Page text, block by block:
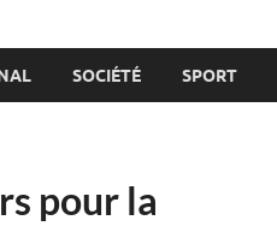
SOCIÉTÉ SPORT
pour la